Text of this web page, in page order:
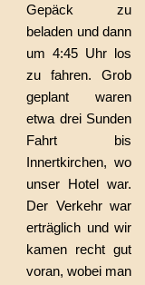
Gepäck zu
beladen und dann
um 4:45 Uhr los
zu fahren. Grob
geplant waren
etwa drei Sunden
Fahrt bis
Innertkirchen, wo
unser Hotel war.
Der Verkehr war
erträglich und wir
kamen recht gut
voran, wobei man